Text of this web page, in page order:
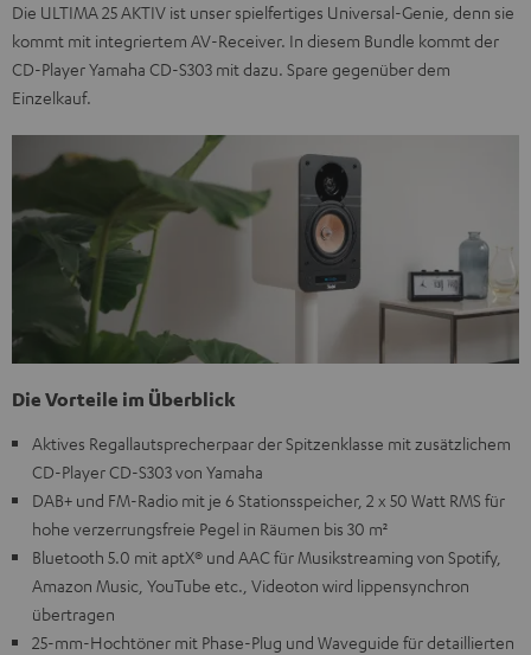
Die ULTIMA 25 AKTIV ist unser spielfertiges Universal-Genie, denn sie
kommt mit integriertem AV-Receiver. In diesem Bundle kommt der
CD-Player Yamaha CD-S303 mit dazu. Spare gegenüber dem
Einzelkauf.
Die Vorteile im Überblick
Aktives Regallautsprecherpaar der Spitzenklasse mit zusätzlichem
CD-Player CD-S303 von Yamaha
DAB+ und FM-Radio mit je 6 Stationsspeicher, 2 x 50 Watt RMS für
hohe verzerrungsfreie Pegel in Räumen bis 30 m²
Bluetooth 5.0 mit aptX® und AAC für Musikstreaming von Spotify,
Amazon Music, YouTube etc., Videoton wird lippensynchron
übertragen
25-mm-Hochtöner mit Phase-Plug und Waveguide für detaillierten